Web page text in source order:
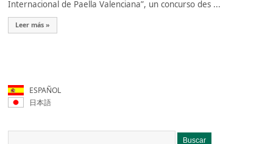
Internacional de Paella Valenciana”, un concurso des ...
Leer más »
ESPAÑOL
日本語